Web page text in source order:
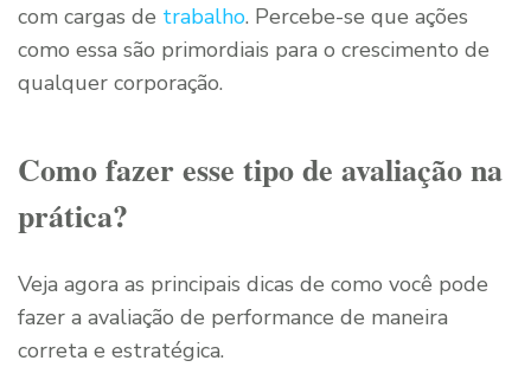
com cargas de trabalho. Percebe-se que ações
como essa são primordiais para o crescimento de
qualquer corporação.
Como fazer esse tipo de avaliação na
prática?
Veja agora as principais dicas de como você pode
fazer a avaliação de performance de maneira
correta e estratégica.